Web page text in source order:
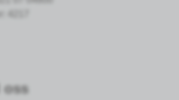
4217
oss